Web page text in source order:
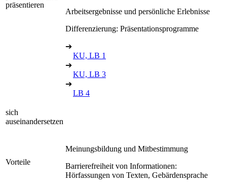
präsentieren
Arbeitsergebnisse und persönliche Erlebnisse
Differenzierung: Präsentationsprogramme
➔
KU, LB 1
➔
KU, LB 3
➔
LB 4
sich
auseinandersetzen
Vorteile
Meinungsbildung und Mitbestimmung
Barrierefreiheit von Informationen:
Hörfassungen von Texten, Gebärdensprache